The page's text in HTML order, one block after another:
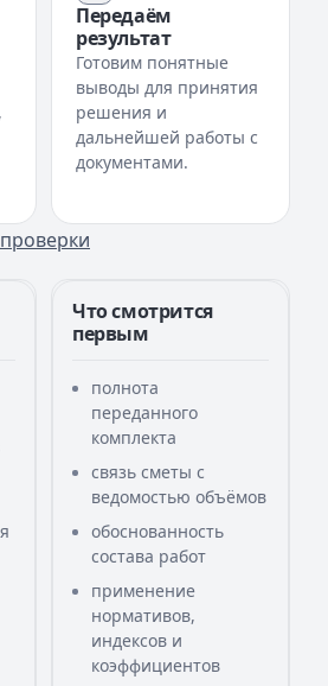
Передаём
результат
Готовим понятные
выводы для принятия
решения и
дальнейшей работы с
документами.
Что смотрится
первым
полнота
переданного
комплекта
связь сметы с
ведомостью объёмов
обоснованность
состава работ
применение
нормативов,
индексов и
коэффициентов